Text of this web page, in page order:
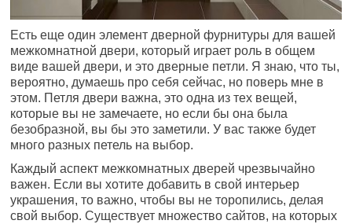
Есть еще один элемент дверной фурнитуры для вашей
межкомнатной двери, который играет роль в общем
виде вашей двери, и это дверные петли. Я знаю, что ты,
вероятно, думаешь про себя сейчас, но поверь мне в
этом. Петля двери важна, это одна из тех вещей,
которые вы не замечаете, но если бы она была
безобразной, вы бы это заметили. У вас также будет
много разных петель на выбор.
Каждый аспект межкомнатных дверей чрезвычайно
важен. Если вы хотите добавить в свой интерьер
украшения, то важно, чтобы вы не торопились, делая
свой выбор. Существует множество сайтов, на которых